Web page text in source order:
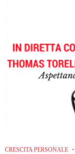
CRESCITA PERSONALE